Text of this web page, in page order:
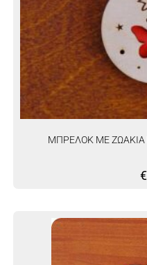
ΜΠΡΕΛΟΚ ΜΕ ΖΩΑΚΙΑ
€